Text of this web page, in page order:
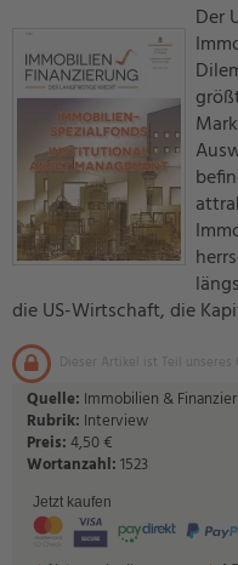
Der
die US-Wirtschaft, die
Dieser Artikel ist Teil unseres
Quelle: Immobilien &
Rubrik: Interview
Preis:4,50 €
Wortanzahl:1523
Jetzt kaufen